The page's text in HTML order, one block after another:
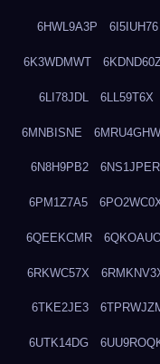
6HWL9A3P 6I5IUH76
6K3WDMWT
6LI78JDL 6LL59T6X
6MNBISNE 6MRU4GHW
6N8H9PB2 6NS1JPER
6PM1Z7A5
6QEEKCMR
6RKWC57X
6TKE2JE3
6UTK14DG